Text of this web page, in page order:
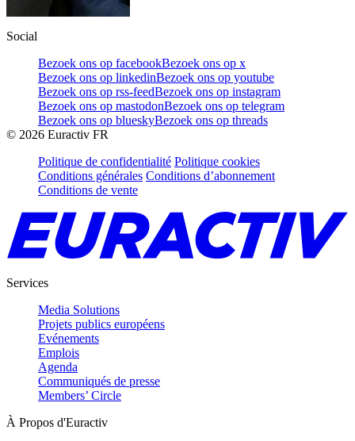
Social
Bezoek ons op facebookBezoek ons op x
Bezoek ons op linkedinBezoek ons op youtube
Bezoek ons op rss-feedBezoek ons op instagram
Bezoek ons op mastodonBezoek ons op telegram
Bezoek ons op blueskyBezoek ons op threads
© 2026 Euractiv FR
Politique de confidentialité Politique cookies
Conditions générales Conditions d’abonnement
Conditions de vente
Services
Media Solutions
Projets publics européens
Evénements
Emplois
Agenda
Communiqués de presse
Members’ Circle
À Propos d'Euractiv